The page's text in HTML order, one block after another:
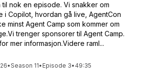
til nok en episode. Vi snakker om
i Copilot, hvordan gå live, AgentCon
minst Agent Camp som kommer om
trenger sponsorer til Agent Camp.
mer informasjon.Videre raml...
•Season 11• Episode 3• 49:35